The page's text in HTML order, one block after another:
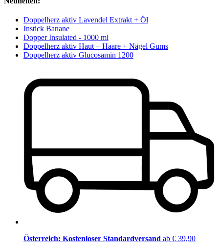
Doppelherz aktiv Lavendel Extrakt + Öl
Instick Banane
Dopper Insulated - 1000 ml
Doppelherz aktiv Haut + Haare + Nägel Gums
Doppelherz aktiv Glucosamin 1200
Österreich: Kostenloser Standardversand ab € 39,90